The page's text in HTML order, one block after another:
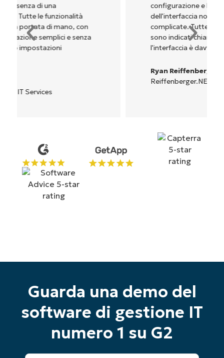
configurazione e la gestione
dell'interfaccia non sono affatto
complicate. Tutte le opzioni e gli strumenti
sono indicati chiaramente e sono intuitivi, e
l'interfaccia è davvero facile da usare."
Reiffenberger.NET Technology Solutions
Guarda una demo del
software di gestione IT
numero 1 su G2
Nessuna carta di credito richiesta, accesso
completo a tutte le funzionalità
First
email*